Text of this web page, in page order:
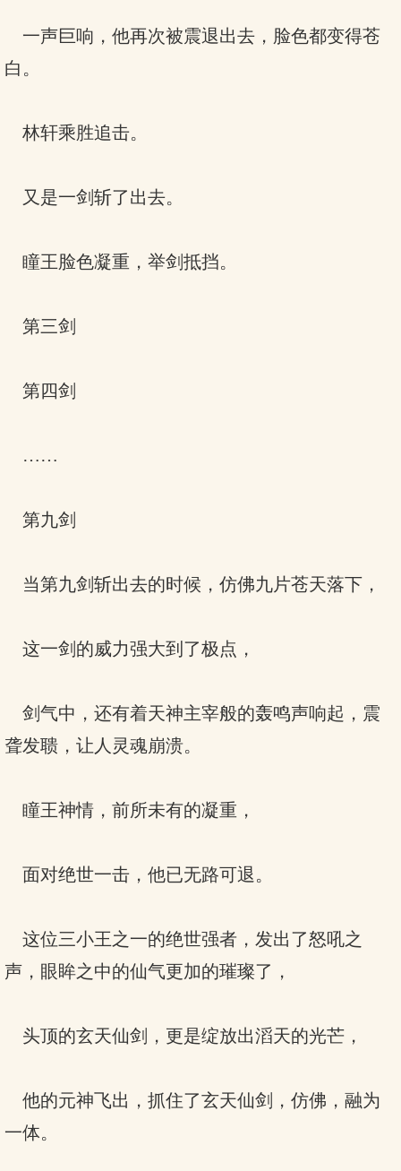
一声巨响，他再次被震退出去，脸色都变得苍
白。
林轩乘胜追击。
又是一剑斩了出去。
瞳王脸色凝重，举剑抵挡。
第三剑
第四剑
……
第九剑
当第九剑斩出去的时候，仿佛九片苍天落下，
这一剑的威力强大到了极点，
剑气中，还有着天神主宰般的轰鸣声响起，震
聋发聩，让人灵魂崩溃。
瞳王神情，前所未有的凝重，
面对绝世一击，他已无路可退。
这位三小王之一的绝世强者，发出了怒吼之
声，眼眸之中的仙气更加的璀璨了，
头顶的玄天仙剑，更是绽放出滔天的光芒，
他的元神飞出，抓住了玄天仙剑，仿佛，融为
一体。